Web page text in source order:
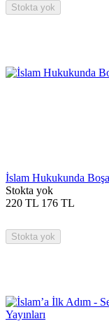
Stokta yok
İslam Hukukunda
Stokta yok
220 TL 176 TL
Stokta yok